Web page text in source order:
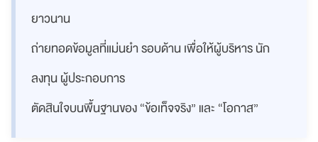
ยาวนาน
ถ่ายทอดข้อมูลที่แม่นยำ รอบด้าน เพื่อให้ผู้บริหาร นัก
ลงทุน ผู้ประกอบการ
ตัดสินใจบนพื้นฐานของ “ข้อเท็จจริง” และ “โอกาส”